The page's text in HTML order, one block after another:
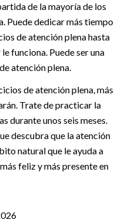
de la mayoría de los
Puede dedicar más tiempo
de atención plena hasta
funciona. Puede ser una
atención plena.
de atención plena, más
Trate de practicar la
durante unos seis meses.
descubra que la atención
natural que le ayuda a
feliz y más presente en